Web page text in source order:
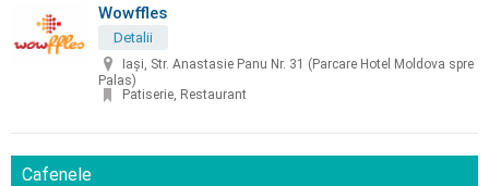
Wowffles
Detalii
Iași, Str. Anastasie Panu Nr. 31 (Parcare Hotel Moldova spre
Palas)
Patiserie, Restaurant
Cafenele